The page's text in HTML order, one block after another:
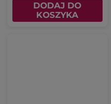
DODAJ DO
KOSZYKA